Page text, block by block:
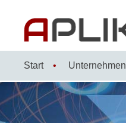
Inhalt
springen
Start Unternehmen